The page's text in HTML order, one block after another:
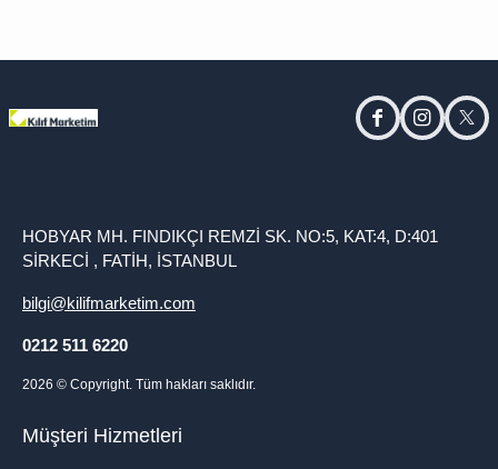
facebookinstagram
HOBYAR MH. FINDIKÇI REMZİ SK. NO:5, KAT:4, D:401
SİRKECİ , FATİH, İSTANBUL
bilgi@kilifmarketim.com
0212 511 6220
2026 © Copyright. Tüm hakları saklıdır.
Müşteri Hizmetleri